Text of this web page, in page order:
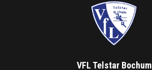
VFL Telstar Bochum